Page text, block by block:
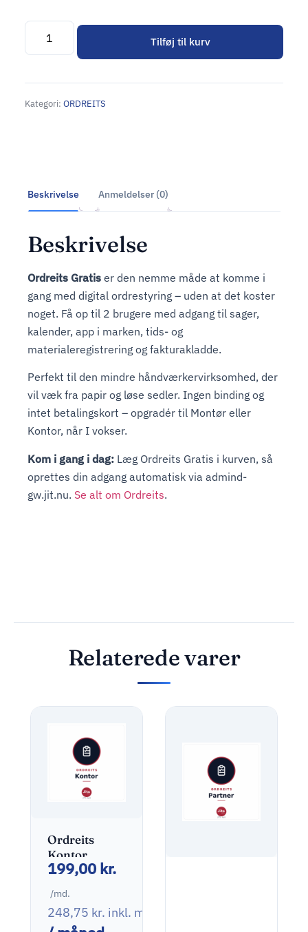
Tilføj til kurv
Alternative:
Kategori: ORDREITS
Beskrivelse Anmeldelser (0)
Beskrivelse
Ordreits Gratis er den nemme måde at komme i
gang med digital ordrestyring – uden at det koster
noget. Få op til 2 brugere med adgang til sager,
kalender, app i marken, tids- og
materialeregistrering og fakturakladde.
Perfekt til den mindre håndværkervirksomhed, der
vil væk fra papir og løse sedler. Ingen binding og
intet betalingskort – opgradér til Montør eller
Kontor, når I vokser.
Kom i gang i dag: Læg Ordreits Gratis i kurven, så
oprettes din adgang automatisk via admind-
gw.jit.nu. Se alt om Ordreits.
Relaterede varer
Ordreits
Kontor
199,00 kr.
/md.
248,75 kr. inkl. moms